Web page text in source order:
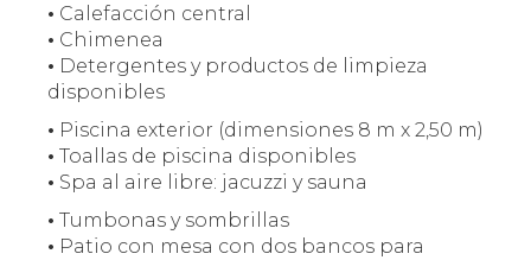
• Calefacción central
• Chimenea
• Detergentes y productos de limpieza
disponibles
• Piscina exterior (dimensiones 8 m x 2,50 m)
• Toallas de piscina disponibles
• Spa al aire libre: jacuzzi y sauna
• Tumbonas y sombrillas
• Patio con mesa con dos bancos para